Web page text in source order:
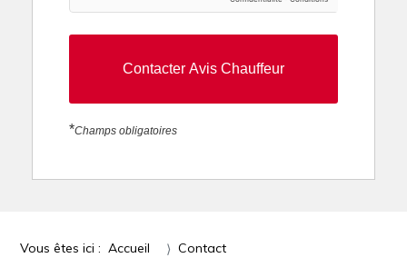
Contacter Avis Chauffeur
*Champs obligatoires
Vous êtes ici : Accueil
Contact